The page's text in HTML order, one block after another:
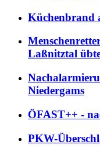
Küchenbrand
Laßnitztal
Niedergams
ÖFAST++ -
PKW-